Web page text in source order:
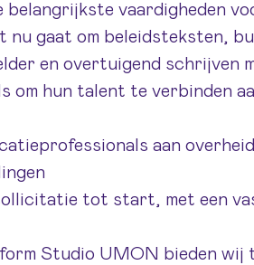
belangrijkste vaardigheden
nu gaat om beleidsteksten,
en overtuigend schrijven
om hun talent te verbinden
aan
tot start, met een
Studio UMON bieden wij